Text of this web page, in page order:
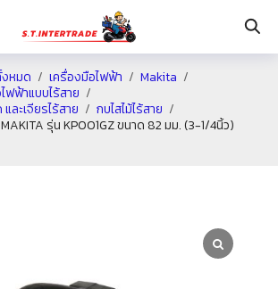
หมด เครื่องมือไฟฟ้า
Makita
ฟฟ้าแบบไร้สาย
ละเจียรไร้สาย
กบไสไม้ไร้สาย
รุ่น KP001GZ ขนาด 82 มม. (3-1/4นิ้ว)